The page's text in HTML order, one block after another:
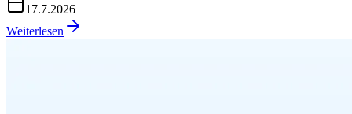
17.7.2026
Weiterlesen